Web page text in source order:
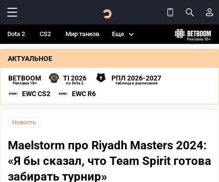
Dota 2 CS2 Мир танков Еще
АКТУАЛЬНОЕ
BETBOOM
Реклама 18+
TI 2026
по Dota 2
РПЛ 2026-2027
таблица и расписание
EWC CS2 EWC R6
Новость
Maelstorm про Riyadh Masters 2024:
«Я бы сказал, что Team Spirit готова
забирать турнир»